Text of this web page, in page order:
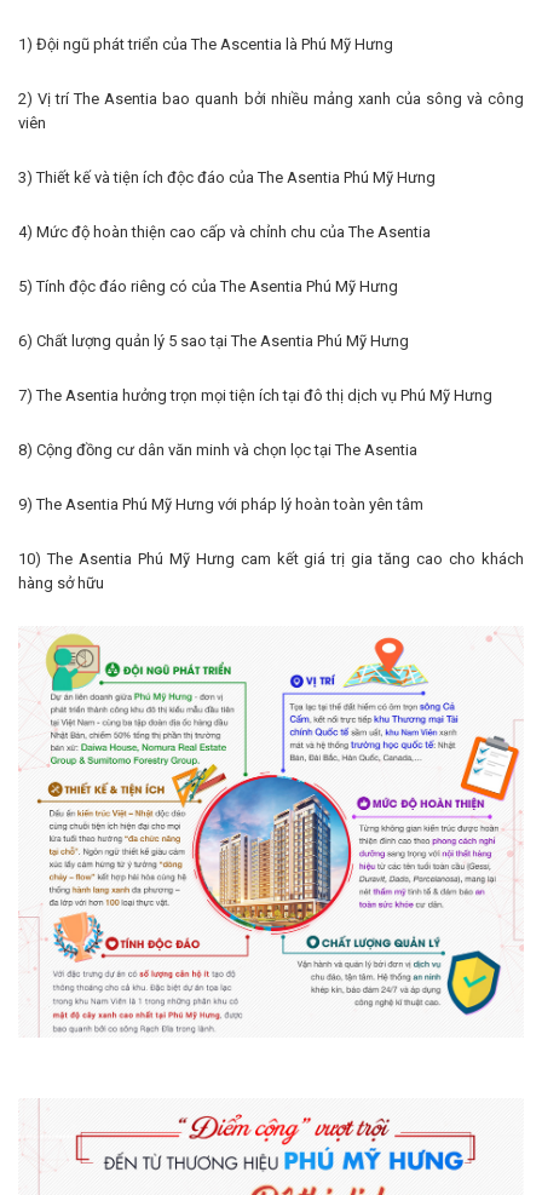
1) Đội ngũ phát triển của The Ascentia là Phú Mỹ Hưng
2) Vị trí The Asentia bao quanh bởi nhiều mảng xanh của sông và công
viên
3) Thiết kế và tiện ích độc đáo của The Asentia Phú Mỹ Hưng
4) Mức độ hoàn thiện cao cấp và chỉnh chu của The Asentia
5) Tính độc đáo riêng có của The Asentia Phú Mỹ Hưng
6) Chất lượng quản lý 5 sao tại The Asentia Phú Mỹ Hưng
7) The Asentia hưởng trọn mọi tiện ích tại đô thị dịch vụ Phú Mỹ Hưng
8) Cộng đồng cư dân văn minh và chọn lọc tại The Asentia
9) The Asentia Phú Mỹ Hưng với pháp lý hoàn toàn yên tâm
10) The Asentia Phú Mỹ Hưng cam kết giá trị gia tăng cao cho khách
hàng sở hữu